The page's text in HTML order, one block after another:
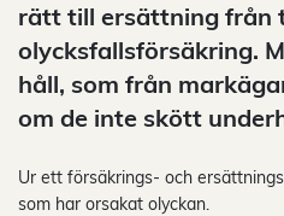
rätt till ersättning från
olycksfallsförsäkring.
håll, som från
om de inte skött
Ur ett försäkrings- och
som har orsakat olyckan.